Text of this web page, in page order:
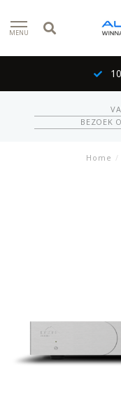
MENU
BEZOEK
Home /